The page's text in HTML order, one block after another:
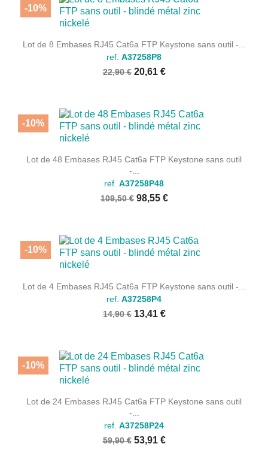
Lot de 8 Embases RJ45 Cat6a FTP Keystone sans outil -...
ref. A37258P8
22,90 € 20,61 €
-10%
Lot de 48 Embases RJ45 Cat6a FTP Keystone sans outil
-...
ref. A37258P48
109,50 € 98,55 €
-10%
Lot de 4 Embases RJ45 Cat6a FTP Keystone sans outil -...
ref. A37258P4
14,90 € 13,41 €
-10%
Lot de 24 Embases RJ45 Cat6a FTP Keystone sans outil
-...
ref. A37258P24
59,90 € 53,91 €
-10%